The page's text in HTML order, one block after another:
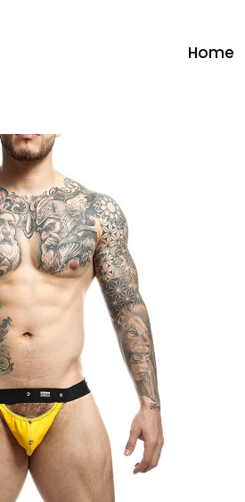
Home